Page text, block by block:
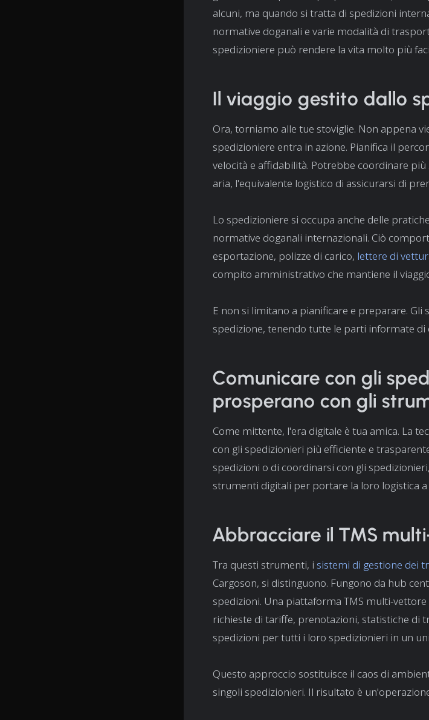
alcuni, ma quando si tratta di spedizioni
normative doganali e varie modalità di
spedizioniere può rendere la vita molto più
Il viaggio gestito dallo
Ora, torniamo alle tue stoviglie. Non appena
spedizioniere entra in azione. Pianifica il
velocità e affidabilità. Potrebbe coordinare
aria, l'equivalente logistico di assicurarsi di
Lo spedizioniere si occupa anche delle
normative doganali internazionali. Ciò
esportazione, polizze di carico, lettere di
compito amministrativo che mantiene il
E non si limitano a pianificare e preparare.
spedizione, tenendo tutte le parti informate
Comunicare con gli
prosperano con gli
Come mittente, l'era digitale è tua amica. La
con gli spedizionieri più efficiente e
spedizioni o di coordinarsi con gli
strumenti digitali per portare la loro logistica
Abbracciare il TMS
Tra questi strumenti, i sistemi di gestione dei
Cargoson, si distinguono. Fungono da hub
spedizioni. Una piattaforma TMS multi-
richieste di tariffe, prenotazioni, statistiche di
spedizioni per tutti i loro spedizionieri in un
Questo approccio sostituisce il caos di
singoli spedizionieri. Il risultato è